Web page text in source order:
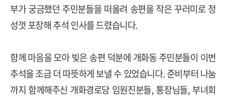
부가 궁금했던 주민분들을 떠올려 송편을 작은 꾸러미로 정
성껏 포장해 추석 인사를 드렸습니다.
함께 마음을 모아 빚은 송편 덕분에 개화동 주민분들이 이번
추석을 조금 더 따뜻하게 보낼 수 있었습니다. 준비부터 나눔
까지 함께해주신 개화경로당 임원진분들, 통장님들, 부녀회